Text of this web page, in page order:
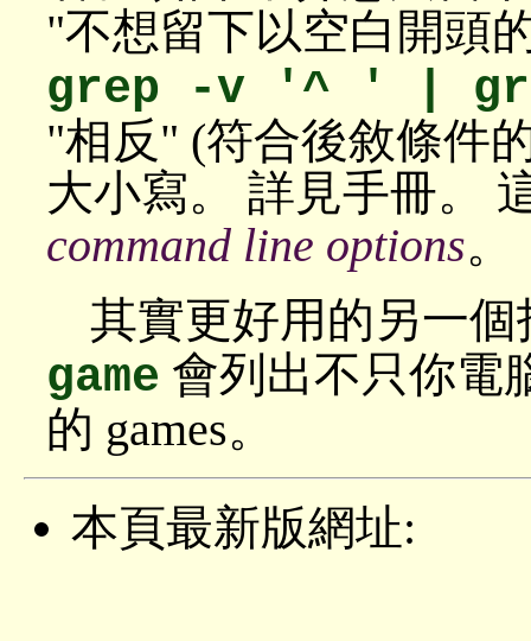
"不想留下以空白開頭
grep -v '^ ' |
"相反" (符合後敘條件
大小寫。 詳見手冊。
command line options。
其實更好用的另一
game 會列出不只你電
的 games。
本頁最新版網址: